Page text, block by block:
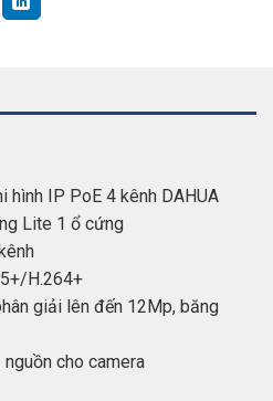
hình IP PoE 4 kênh DAHUA
Lite 1 ổ cứng
H.264+
giải lên đến 12Mp, băng
cho camera